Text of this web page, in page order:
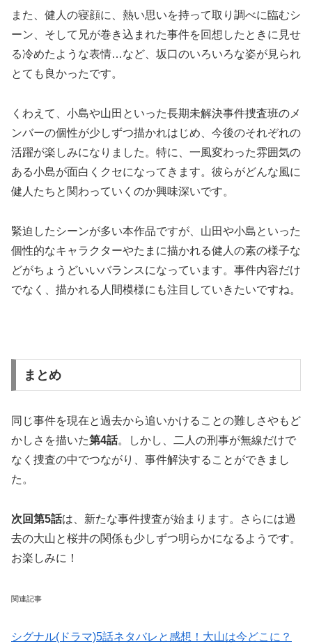
また、健人の寝顔に、熱い思いを持って取り調べに臨むシ
ーン、そして兄が巻き込まれた事件を回想したときに見せ
る冷めたような表情…など、坂口のいろいろな姿が見られ
とても良かったです。
くわえて、小島や山田といった長期未解決事件捜査班のメ
ンバーの個性が少しずつ描かれはじめ、今後のそれぞれの
活躍が楽しみになりました。特に、一風変わった雰囲気の
ある小島が面白くクセになってきます。彼らがどんな風に
健人たちと関わっていくのか興味深いです。
緊迫したシーンが多い本作品ですが、山田や小島といった
個性的なキャラクターやたまに描かれる健人の素の様子な
どがちょうどいいバランスになっています。事件内容だけ
でなく、描かれる人間模様にも注目していきたいですね。
まとめ
同じ事件を現在と過去から追いかけることの難しさやもど
かしさを描いた第4話。しかし、二人の刑事が無線だけで
なく捜査の中でつながり、事件解決することができまし
た。
次回第5話は、新たな事件捜査が始まります。さらには過
去の大山と桜井の関係も少しずつ明らかになるようです。
お楽しみに！
関連記事
シグナル(ドラマ)5話ネタバレと感想！大山は今どこに？